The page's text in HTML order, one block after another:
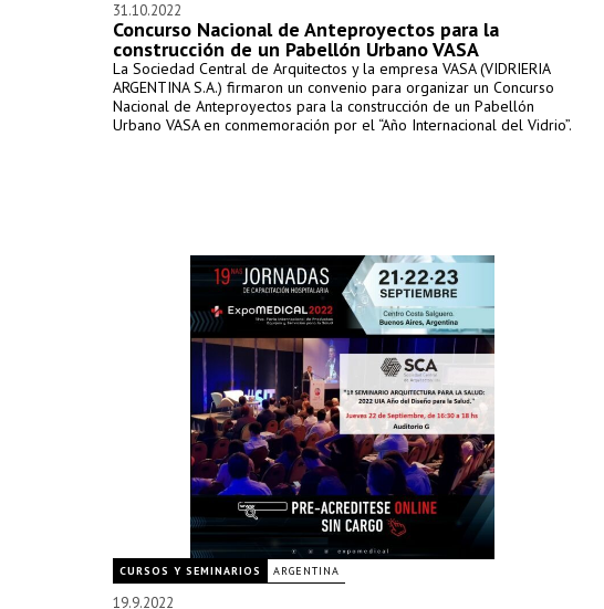
31.10.2022
Concurso Nacional de Anteproyectos para la
construcción de un Pabellón Urbano VASA
La Sociedad Central de Arquitectos y la empresa VASA (VIDRIERIA
ARGENTINA S.A.) firmaron un convenio para organizar un Concurso
Nacional de Anteproyectos para la construcción de un Pabellón
Urbano VASA en conmemoración por el “Año Internacional del Vidrio”.
CURSOS Y SEMINARIOS ARGENTINA
19.9.2022